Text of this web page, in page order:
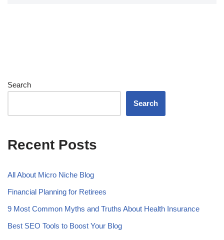
Search
Search
Recent Posts
All About Micro Niche Blog
Financial Planning for Retirees
9 Most Common Myths and Truths About Health Insurance
Best SEO Tools to Boost Your Blog